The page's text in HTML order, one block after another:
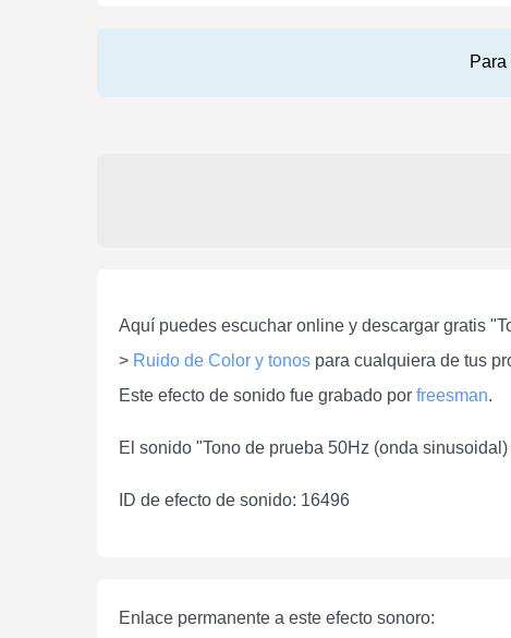
Aquí puedes escuchar online y descargar gratis
> Ruido de Color y tonos para cualquiera de tus
Este efecto de sonido fue grabado por freesman.
El sonido "Tono de prueba 50Hz (onda
ID de efecto de sonido: 16496
Enlace permanente a este efecto sonoro: